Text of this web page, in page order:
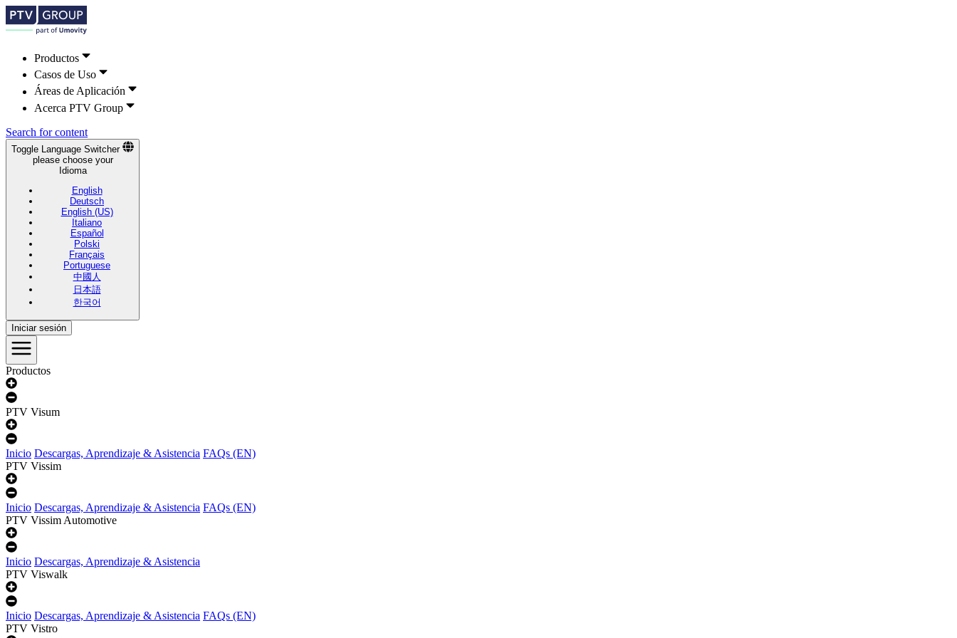
Productos
Casos de Uso
Áreas de Aplicación
Acerca PTV Group
Search for content
Toggle Language Switcher
please choose your
Idioma
English
Deutsch
English (US)
Italiano
Español
Polski
Français
Portuguese
中國人
日本語
한국어
Iniciar sesión
Productos
PTV Visum
Inicio Descargas, Aprendizaje & Asistencia FAQs (EN)
PTV Vissim
Inicio Descargas, Aprendizaje & Asistencia FAQs (EN)
PTV Vissim Automotive
Inicio Descargas, Aprendizaje & Asistencia
PTV Viswalk
Inicio Descargas, Aprendizaje & Asistencia FAQs (EN)
PTV Vistro